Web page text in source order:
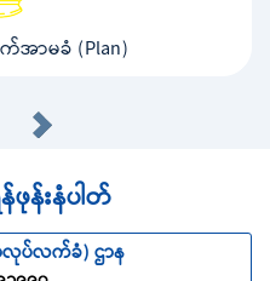
အာမခံ (Plan)
းနံပါတ်
ပ်လက်ခံ) ဌာန